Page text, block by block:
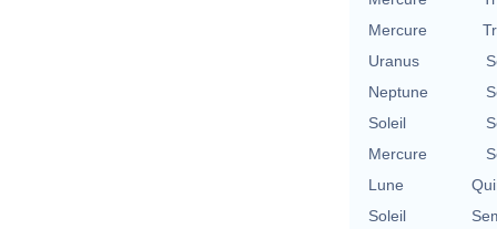
Mercure
Uranus
Neptune
Soleil
Mercure
Lune
Soleil